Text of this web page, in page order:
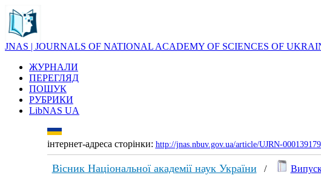
JNAS | JOURNALS OF NATIONAL ACADEMY OF SCIENCES OF
ЖУРНАЛИ
ПЕРЕГЛЯД
ПОШУК
РУБРИКИ
LibNAS UA
інтернет-адреса сторінки: http://jnas.nbuv.gov.ua/article/UJRN-
Вісник Національної академії наук України /